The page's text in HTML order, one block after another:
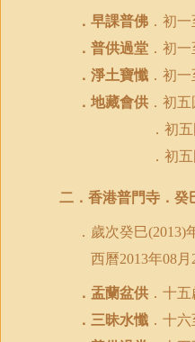
．早課普佛 ．初
．普供過堂 ．初
．淨土寶懺 ．初
．地藏會供 ．初
．初
．初
二．香港普門寺．癸
．歲次癸巳(2013)
西曆2013年08月
．盂蘭盆供 ．十
．三昧水懺 ．十